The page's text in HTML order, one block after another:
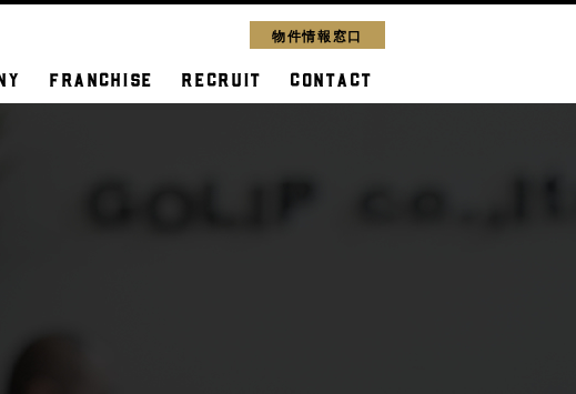
物件情報窓口
FRANCHISE RECRUIT CONTACT